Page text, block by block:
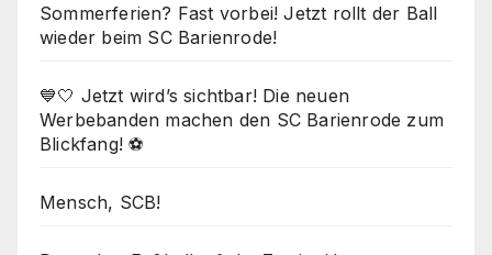
Sommerferien? Fast vorbei! Jetzt rollt der Ball
wieder beim SC Barienrode!
💙🤍 Jetzt wird’s sichtbar! Die neuen
Werbebanden machen den SC Barienrode zum
Blickfang! ⚽
Mensch, SCB!